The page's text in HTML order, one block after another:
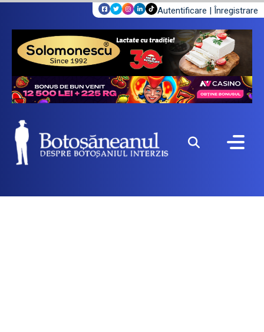
Autentificare | Înregistrare